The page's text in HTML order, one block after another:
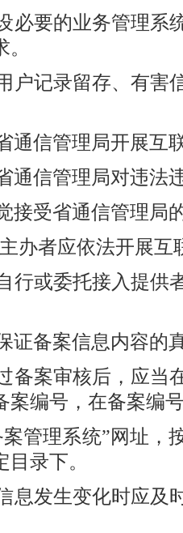
必要的业务管理系
户记录留存、有害
通信管理局开展互
通信管理局对违法
接受省通信管理局
办者应依法开展互
行或委托接入提供
证备案信息内容的
备案审核后，应当
案编号，在备案编
管理系统”网址，
录下。
息发生变化时应及